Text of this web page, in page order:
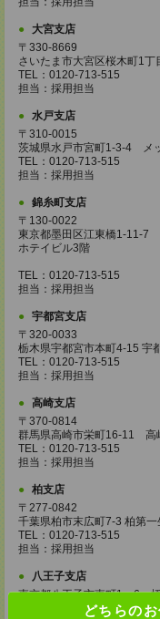
どちらの
大宮支店
〒330-8669
さいたま市大宮区桜木町1
TEL：0120-713-515
担当：採用担当
水戸支店
〒310-0015
茨城県水戸市宮町1-3-4 メ
TEL：0120-713-515
担当：採用担当
錦糸町支店
〒130-0022
東京都墨田区江東橋1-11-7
ホテイビル3階
TEL：0120-713-515
担当：採用担当
宇都宮支店
〒320-0033
栃木県宇都宮市本町4-15 宇
TEL：0120-713-515
担当：採用担当
高崎支店
〒370-0814
群馬県高崎市栄町16-11 高
TEL：0120-713-515
担当：採用担当
柏支店
〒277-0842
千葉県柏市末広町7-3 柏第
TEL：0120-713-515
担当：採用担当
八王子支店
東京都八王子市東町1－6
TEL：0120-713-515